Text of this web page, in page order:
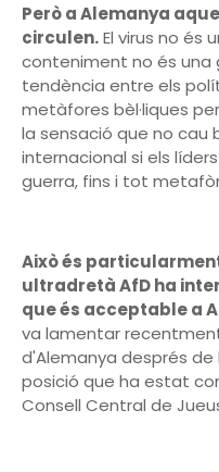
Però a Alemanya
circulen.El virus no és
conteniment no és una
tendència entre els
metàfores bèl·liques
la sensació que no cau
internacional si els
guerra, fins i tot
Això és
ultradretà AfD ha
que és acceptable a
va lamentar
d'Alemanya després de
posició que ha estat
Consell Central de